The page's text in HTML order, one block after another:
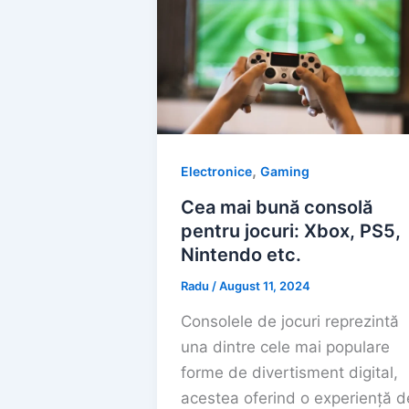
Electronice, Gaming
Cea mai bună consolă
pentru jocuri: Xbox, PS5,
Nintendo etc.
Radu /August 11, 2024
Consolele de jocuri reprezintă
una dintre cele mai populare
forme de divertisment digital,
acestea oferind o experiență